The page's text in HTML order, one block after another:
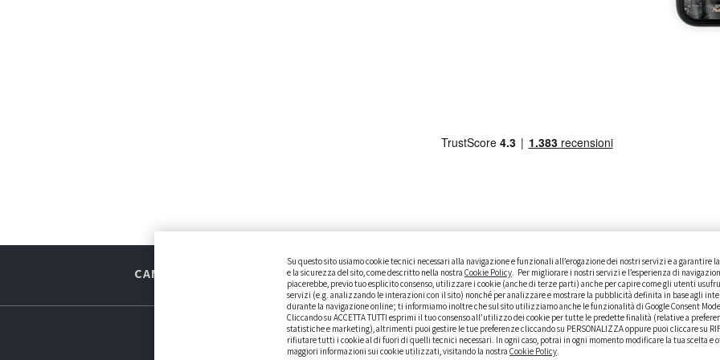
Su questo sito usiamo cookie tecnici necessari alla navigazione e funzionali all’erogazione dei nostri servizi e a garantire
e la sicurezza del sito, come descritto nella nostra Cookie Policy. Per migliorare i nostri servizi e l’esperienza di
piacerebbe, previo tuo esplicito consenso, utilizzare i cookie (anche di terze parti) anche per capire come gli utenti
servizi (e.g. analizzando le interazioni con il sito) nonché per analizzare e mostrare la pubblicità definita in base agli
durante la navigazione online; ti informiamo inoltre che sul sito utilizziamo anche le funzionalità di Google Consent
Cliccando su ACCETTA TUTTI esprimi il tuo consenso all’utilizzo dei cookie per tutte le predette finalità (relative a
statistiche e marketing), altrimenti puoi gestire le tue preferenze cliccando su PERSONALIZZA oppure puoi cliccare su
rifiutare tutti i cookie al di fuori di quelli tecnici necessari. In ogni caso, potrai in ogni momento modificare la tua scelta e
maggiori informazioni sui cookie utilizzati, visitando la nostra Cookie Policy.
CAMBIARE AUTO GUIDA ALL’ACQUISTO GUIDE PRATICHE CURIOSITÀ DATI ALLA MANO